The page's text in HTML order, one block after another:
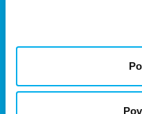
Jsme součástí eD skupiny,
obchodu, softwarových
a technologií s 30 lety
a tržbami přesahujícími 16